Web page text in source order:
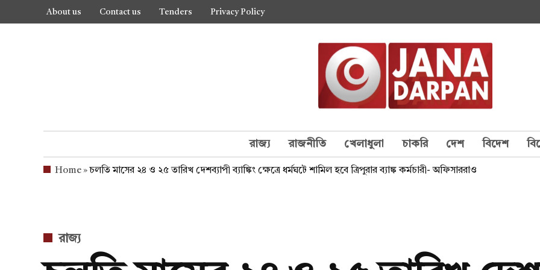
About us Contact us Tenders Privacy Policy
রাজ্য রাজনীতি খেলাধুলা চাকরি দেশ বিদেশ
Home»চলতি মাসের ২৪ ও ২৫ তারিখ দেশব্যাপী ব্যাঙ্কিং ক্ষেত্রে ধর্মঘটে শামিল হবে ত্রিপুরার ব্যাঙ্ক কর্মচারী- অফিসাররাও
POSTED
রাজ্য